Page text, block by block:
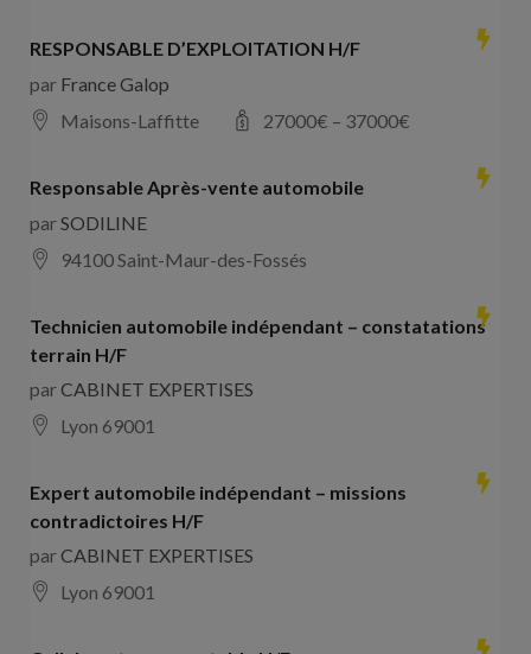
RESPONSABLE D’EXPLOITATION H/F
par France Galop
Maisons-Laffitte
27000€ – 37000€
Responsable Après-vente automobile
parSODILINE
94100 Saint-Maur-des-Fossés
Technicien automobile indépendant – constatations
terrain H/F
parCABINET EXPERTISES
Lyon 69001
Expert automobile indépendant – missions
contradictoires H/F
parCABINET EXPERTISES
Lyon 69001